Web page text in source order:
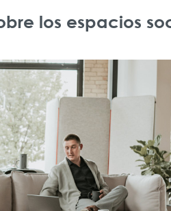
los espacios